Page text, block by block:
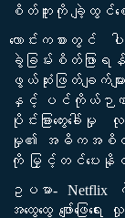
စိတ်ကူးကို ချဲ့ထွင်
လောင်းကစားတွင်
ခွဲခြမ်းစိတ်ဖ
ဖွယ်ဆုံးဖြတ်ချက်မ
နှင့် ပင်ကိုယ်ဉာ
ပိုင်းခြားတွေး
မှု၏ အဓိကအစိတ်အ
ကို မြှင့်တင်ပေး
ဥပမာ-
အထွေထွေ ဖျော်ဖြေ